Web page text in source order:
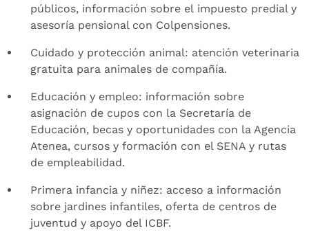
públicos, información sobre el impuesto predial y
asesoría pensional con Colpensiones.
Cuidado y protección animal: atención veterinaria
gratuita para animales de compañía.
Educación y empleo: información sobre
asignación de cupos con la Secretaría de
Educación, becas y oportunidades con la Agencia
Atenea, cursos y formación con el SENA y rutas
de empleabilidad.
Primera infancia y niñez: acceso a información
sobre jardines infantiles, oferta de centros de
juventud y apoyo del ICBF.